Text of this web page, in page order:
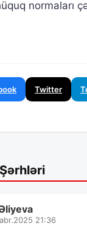
normaları
Twitter
21:36